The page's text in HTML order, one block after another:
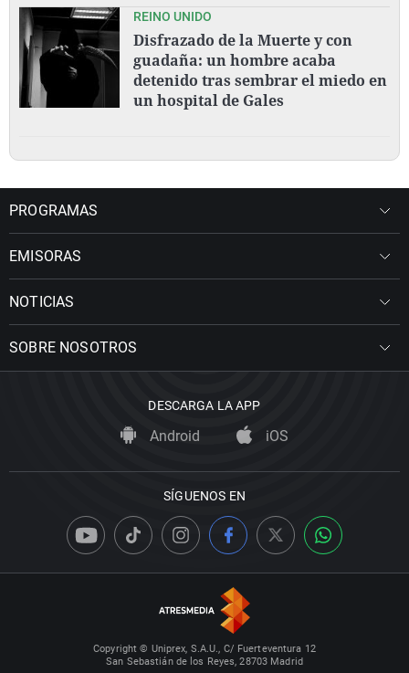
REINO UNIDO
Disfrazado de la Muerte y con
guadaña: un hombre acaba
detenido tras sembrar el miedo en
un hospital de Gales
PROGRAMAS
EMISORAS
NOTICIAS
SOBRE NOSOTROS
DESCARGA LA APP
Android iOS
SÍGUENOS EN
Copyright © Uniprex, S.A.U., C/ Fuerteventura 12
San Sebastián de los Reyes, 28703 Madrid